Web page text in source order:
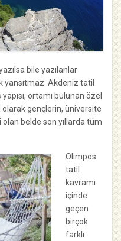
bile yazılanlar
Akdeniz tatil
ortamı bulunan özel
gençlerin, üniversite
olan belde son yıllarda tüm
Olimpos
tatil
kavramı
içinde
geçen
birçok
farklı